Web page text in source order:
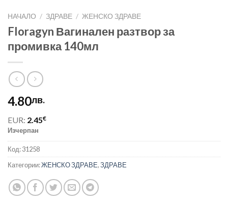
НАЧАЛО / ЗДРАВЕ / ЖЕНСКО ЗДРАВЕ
Floragyn Вагинален разтвор за
промивка 140мл
4.80лв.
EUR: 2.45€
Изчерпан
Код:31258
Категории:ЖЕНСКО ЗДРАВЕ,ЗДРАВЕ